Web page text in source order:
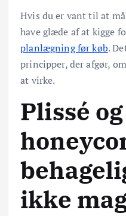
Hvis du er vant til at
have glæde af at kigge
planlægning før køb.
principper, der afgør,
at virke.
Plissé og
ikke